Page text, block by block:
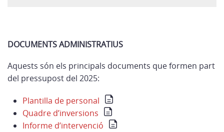
DOCUMENTS ADMINISTRATIUS
Aquests són els principals documents que formen part
del pressupost del 2025:
Plantilla de personal
Quadre d’inversions
Informe d’intervenció